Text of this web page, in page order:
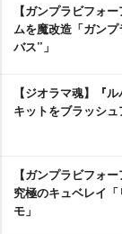
【ガンプラビフォ
ムを魔改造「ガン
バス”」
【ジオラマ魂】『
キットをブラッシュ
【ガンプラビフォ
究極のキュベレイ
モ」